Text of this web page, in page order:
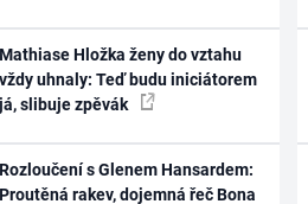
Mathiase Hložka ženy do vztahu
vždy uhnaly: Teď budu iniciátorem
já, slibuje zpěvák
Rozloučení s Glenem Hansardem:
Proutěná rakev, dojemná řeč Bona